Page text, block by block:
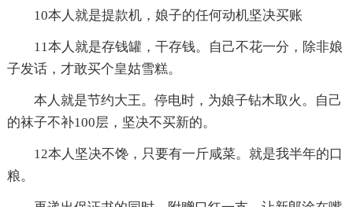
10本人就是提款机，娘子的任何动机坚决买账
11本人就是存钱罐，干存钱。自己不花一分，除非娘
子发话，才敢买个皇姑雪糕。
本人就是节约大王。停电时，为娘子钻木取火。自己
的袜子不补100层，坚决不买新的。
12本人坚决不馋，只要有一斤咸菜。就是我半年的口
粮。